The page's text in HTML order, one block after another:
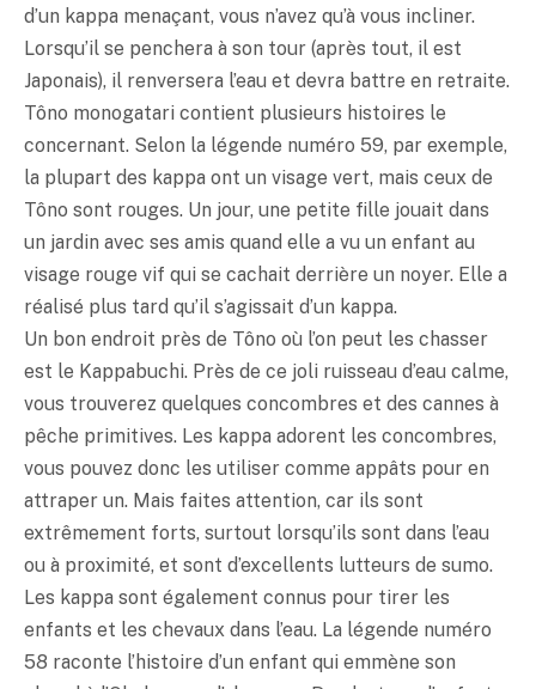
d’un kappa menaçant, vous n’avez qu’à vous incliner.
Lorsqu’il se penchera à son tour (après tout, il est
Japonais), il renversera l’eau et devra battre en retraite.
Tôno monogatari contient plusieurs histoires le
concernant. Selon la légende numéro 59, par exemple,
la plupart des kappa ont un visage vert, mais ceux de
Tôno sont rouges. Un jour, une petite fille jouait dans
un jardin avec ses amis quand elle a vu un enfant au
visage rouge vif qui se cachait derrière un noyer. Elle a
réalisé plus tard qu’il s’agissait d’un kappa.
Un bon endroit près de Tôno où l’on peut les chasser
est le Kappabuchi. Près de ce joli ruisseau d’eau calme,
vous trouverez quelques concombres et des cannes à
pêche primitives. Les kappa adorent les concombres,
vous pouvez donc les utiliser comme appâts pour en
attraper un. Mais faites attention, car ils sont
extrêmement forts, surtout lorsqu’ils sont dans l’eau
ou à proximité, et sont d’excellents lutteurs de sumo.
Les kappa sont également connus pour tirer les
enfants et les chevaux dans l’eau. La légende numéro
58 raconte l’histoire d’un enfant qui emmène son